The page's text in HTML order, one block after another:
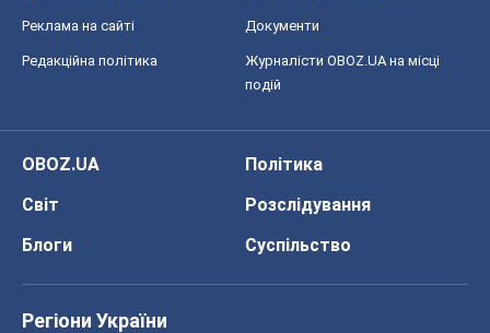
Реклама на сайті Документи
Редакційна політика
Журналісти OBOZ.UA на місці
подій
OBOZ.UA
Політика
Світ
Розслідування
Блоги
Суспільство
Регіони України